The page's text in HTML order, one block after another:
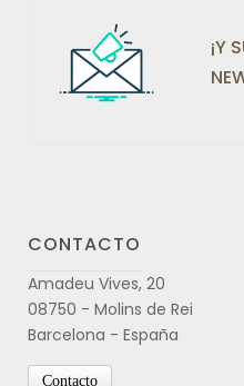
¡Y
CONTACTO
Amadeu Vives, 20
08750 - Molins de Rei
Barcelona - España
Contacto